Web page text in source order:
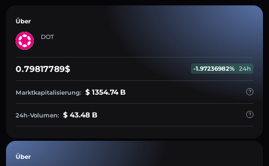
Über
DOT
0.79817789$ -1.97236982% 24h
Marktkapitalisierung: $ 1354.74 B
24h-Volumen: $ 43.48 B
Über